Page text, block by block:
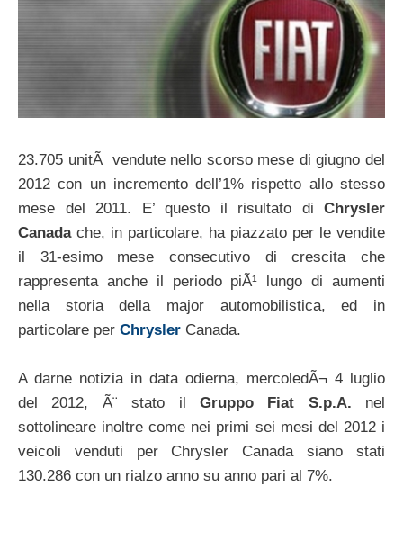
23.705 unitÃ vendute nello scorso mese di giugno del
2012 con un incremento dell’1% rispetto allo stesso
mese del 2011. E’ questo il risultato di Chrysler
Canadache, in particolare, ha piazzato per le vendite
il 31-esimo mese consecutivo di crescita che
rappresenta anche il periodo piÃ¹ lungo di aumenti
nella storia della major automobilistica, ed in
particolare per Chrysler Canada.
A darne notizia in data odierna, mercoledÃ¬ 4 luglio
del 2012, Ã¨ stato il Gruppo Fiat S.p.A. nel
sottolineare inoltre come nei primi sei mesi del 2012 i
veicoli venduti per Chrysler Canada siano stati
130.286 con un rialzo anno su anno pari al 7%.